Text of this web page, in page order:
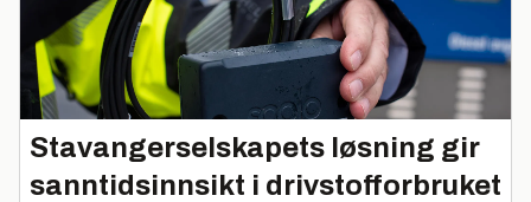
Stavangerselskapets løsning gir
sanntidsinnsikt i drivstofforbruket